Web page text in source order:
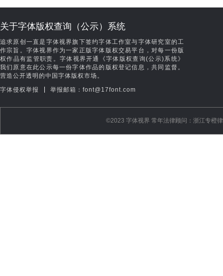
关于字体版权查询（公示）系统
追求原创一直是字体视界旗下签约字体工作室与字体研究室的工
作宗旨。字体视界作为一家正版字体版权交易平台，对每一份版
权作品有监管职责。字体视界开通《字体版权查询(公示)系统》
我们原意在此公示每一份字体作品的版权登记信息，共同监督。
营造公开透明的中国字体版权市场。
字体侵权举报 举报邮箱：font@17font.com
©️2023 字体视界 常年法律顾问：浙江专橙